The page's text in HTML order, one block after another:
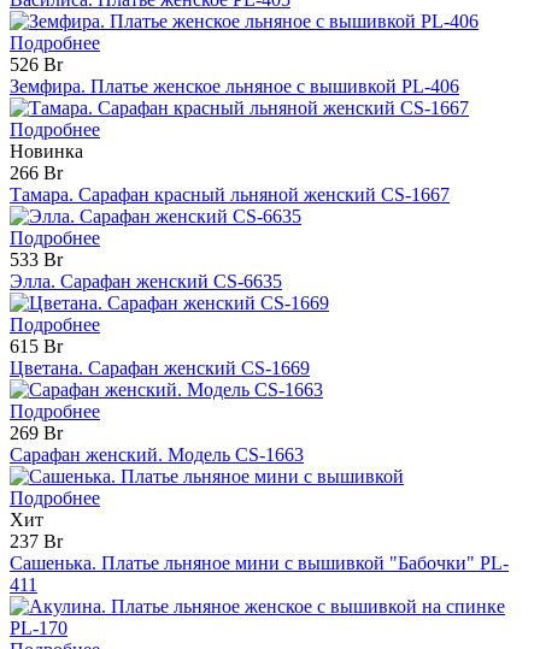
Подробнее
526 Br
Земфира. Платье женское льняное с вышивкой PL-406
Подробнее
Новинка
266 Br
Тамара. Сарафан красный льняной женский CS-1667
Подробнее
533 Br
Элла. Сарафан женский CS-6635
Подробнее
615 Br
Цветана. Сарафан женский CS-1669
Подробнее
269 Br
Сарафан женский. Модель CS-1663
Подробнее
Хит
237 Br
Сашенька. Платье льняное мини с вышивкой "Бабочки" PL-
411